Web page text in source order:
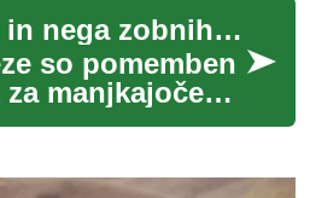
Vzdrževanje in nega zobnih protez
so pomemben
manjkajoče
izboljšujejo
temveč tudi